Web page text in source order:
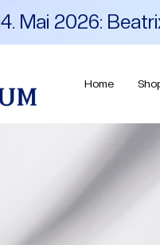
Mai 2026:
Home